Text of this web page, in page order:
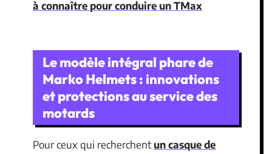
à connaître pour conduire un TMax
Le modèle intégral phare de
Marko Helmets : innovations
et protections au service des
motards
Pour ceux qui recherchent un casque de